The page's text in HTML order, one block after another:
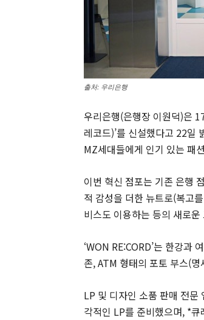
출처: 우리은행
우리은행(은행장 이원덕)은
레코드)’를 신설했다고 22일
MZ세대들에게 인기 있는 패
이번 혁신 점포는 기존 은행
적 감성을 더한 뉴트로(복고
비스도 이용하는 등의 새로
‘WON RE:CORD’는 한강과
존, ATM 형태의 포토 부스(
LP 및 디자인 소품 판매 전문
각적인 LP를 준비했으며, *